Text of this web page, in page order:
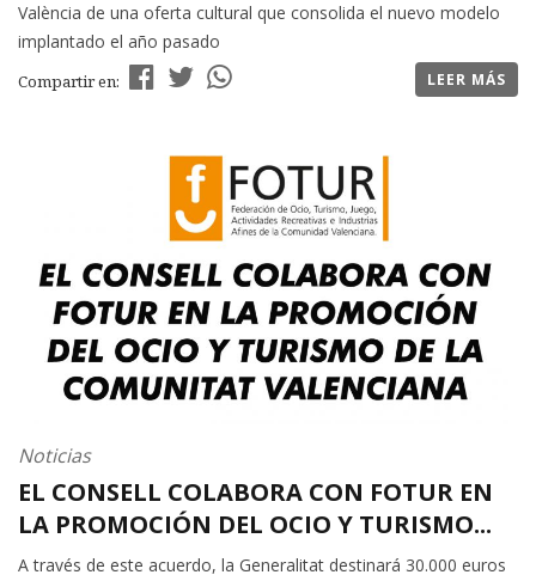
València de una oferta cultural que consolida el nuevo modelo
implantado el año pasado
Compartir en: LEER MÁS
Noticias
EL CONSELL COLABORA CON FOTUR EN
LA PROMOCIÓN DEL OCIO Y TURISMO...
A través de este acuerdo, la Generalitat destinará 30.000 euros